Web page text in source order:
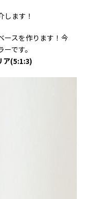
ます！
ースを作ります！今
です。
ア(5:1:3)